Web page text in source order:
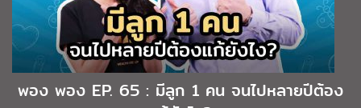
พอง พอง EP. 65 : มีลูก 1 คน จนไปหลายปีต้อง